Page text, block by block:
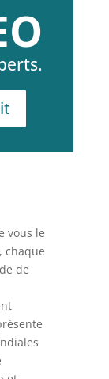
vous le
chaque
de